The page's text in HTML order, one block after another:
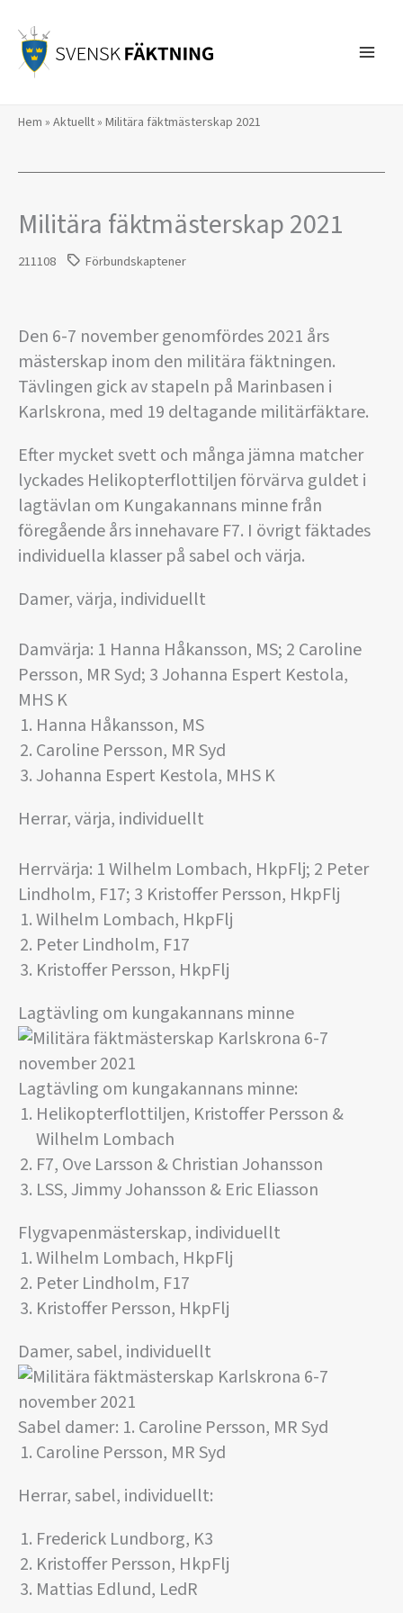
innehåll
Hem » Aktuellt» Militära fäktmästerskap 2021
Militära fäktmästerskap 2021
211108 Förbundskaptener
Den 6-7 november genomfördes 2021 års
mästerskap inom den militära fäktningen.
Tävlingen gick av stapeln på Marinbasen i
Karlskrona, med 19 deltagande militärfäktare.
Efter mycket svett och många jämna matcher
lyckades Helikopterflottiljen förvärva guldet i
lagtävlan om Kungakannans minne från
föregående års innehavare F7. I övrigt fäktades
individuella klasser på sabel och värja.
Damer, värja, individuellt
Damvärja: 1 Hanna Håkansson, MS; 2 Caroline
Persson, MR Syd; 3 Johanna Espert Kestola,
MHS K
Hanna Håkansson, MS
Caroline Persson, MR Syd
Johanna Espert Kestola, MHS K
Herrar, värja, individuellt
Herrvärja: 1 Wilhelm Lombach, HkpFlj; 2 Peter
Lindholm, F17; 3 Kristoffer Persson, HkpFlj
Wilhelm Lombach, HkpFlj
Peter Lindholm, F17
Kristoffer Persson, HkpFlj
Lagtävling om kungakannans minne
Lagtävling om kungakannans minne:
Helikopterflottiljen, Kristoffer Persson &
Wilhelm Lombach
F7, Ove Larsson & Christian Johansson
LSS, Jimmy Johansson & Eric Eliasson
Flygvapenmästerskap, individuellt
Wilhelm Lombach, HkpFlj
Peter Lindholm, F17
Kristoffer Persson, HkpFlj
Damer, sabel, individuellt
Sabel damer: 1. Caroline Persson, MR Syd
Caroline Persson, MR Syd
Herrar, sabel, individuellt:
Frederick Lundborg, K3
Kristoffer Persson, HkpFlj
Mattias Edlund, LedR